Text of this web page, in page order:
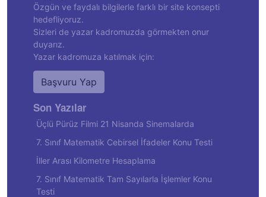
Özgün ve faydalı bilgilerle farklı bir site konsepti
hedefliyoruz.
Sizleri de yazar kadromuzda görmekten onur
duyarız.
Yazar kadromuza katılmak için:
Başvuru Yap
Son Yazılar
Üçlü Pürüz Filmi 21 Nisanda Sinemalarda
7. Sınıf Matematik Cebirsel İfadeler Konu Testi
İller Arası Kilometre Hesaplama
7. Sınıf Matematik Tam Sayılarla İşlemler Konu
Testi